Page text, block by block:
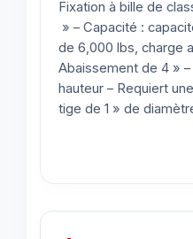
Fixation à bille de
» – Capacité :
de 6,000 lbs, charge
Abaissement de 4 »
hauteur – Requiert
tige de 1 » de